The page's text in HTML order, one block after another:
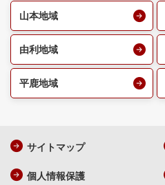
山本地域
由利地域
平鹿地域
サイトマップ
個人情報保護